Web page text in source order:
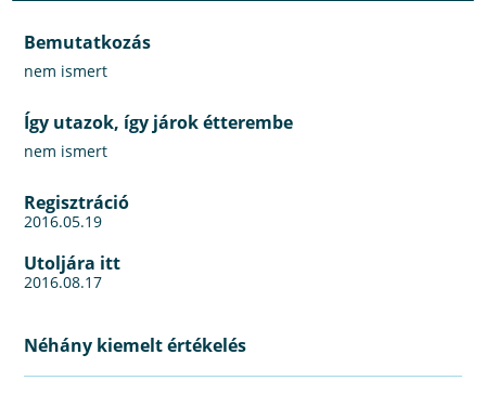
Bemutatkozás
nem ismert
Így utazok, így járok étterembe
nem ismert
Regisztráció
2016.05.19
Utoljára itt
2016.08.17
Néhány kiemelt értékelés